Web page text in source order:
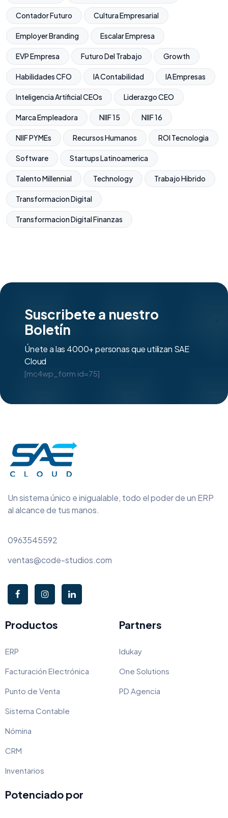
Contador Futuro Cultura Empresarial
Employer Branding Escalar Empresa
EVP Empresa Futuro Del Trabajo Growth
Habilidades CFO IA Contabilidad IA Empresas
Inteligencia Artificial CEOs Liderazgo CEO
Marca Empleadora NIIF 15 NIIF 16
NIIF PYMEs Recursos Humanos ROI Tecnologia
Software Startups Latinoamerica
Talento Millennial Technology Trabajo Hibrido
Transformacion Digital
Transformacion Digital Finanzas
Suscribete a nuestro
Boletín
Únete a las 4000+ personas que utilizan SAE
Cloud
[mc4wp_form id=75]
Un sistema único e inigualable, todo el poder de un ERP
al alcance de tus manos.
0963545592
ventas@code-studios.com
Productos
ERP
Facturación Electrónica
Punto de Venta
Sistema Contable
Nómina
CRM
Inventarios
Partners
Idukay
One Solutions
PD Agencia
Potenciado por